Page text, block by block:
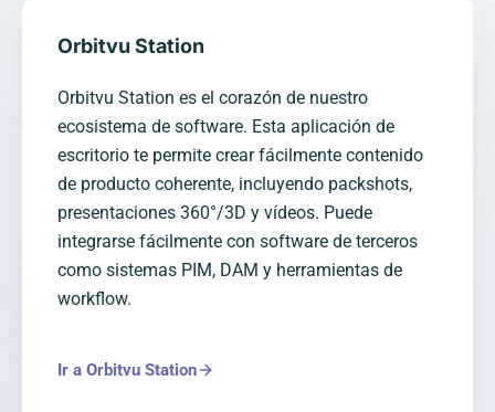
Orbitvu Station
Orbitvu Station es el corazón de nuestro
ecosistema de software. Esta aplicación de
escritorio te permite crear fácilmente contenido
de producto coherente, incluyendo packshots,
presentaciones 360°/3D y vídeos. Puede
integrarse fácilmente con software de terceros
como sistemas PIM, DAM y herramientas de
workflow.
Ir a Orbitvu Station